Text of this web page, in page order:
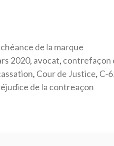
de la marque
2020, avocat, contrefaçon
, Cour de Justice,
de la contreaçon